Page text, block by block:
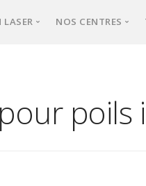
LASER
laser : comment ça
NOS CENTRES
FREJUS
poils